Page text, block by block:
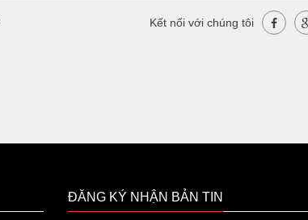
Kết nối với chúng tôi
ĐĂNG KÝ NHẬN BẢN TIN